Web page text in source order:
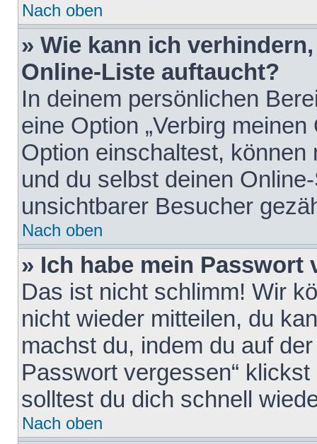
Nach oben
» Wie kann ich
Online-Liste auftaucht?
In deinem persönlichen
eine Option „Verbirg
Option einschaltest,
und du selbst deinen
unsichtbarer Besucher
Nach oben
» Ich habe mein Passwort
Das ist nicht schlimm! Wir
nicht wieder mitteilen, du
machst du, indem du auf
Passwort vergessen“
solltest du dich schnell
Nach oben